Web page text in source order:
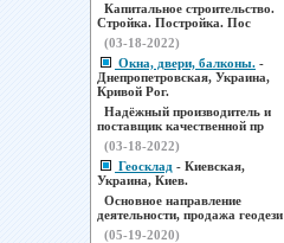
Капитальное строительство.
Стройка. Постройка. Пос
(03-18-2022)
Окна, двери, балконы. -
Днепропетровская, Украина,
Кривой Рог.
Надёжный производитель и
поставщик качественной пр
(03-18-2022)
Геосклад - Киевская,
Украина, Киев.
Основное направление
деятельности, продажа геодези
(05-19-2020)